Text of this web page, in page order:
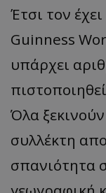
Έτσι τον
Guinness
υπάρχει
Όλα
συλλέκτη
σπανιότητα